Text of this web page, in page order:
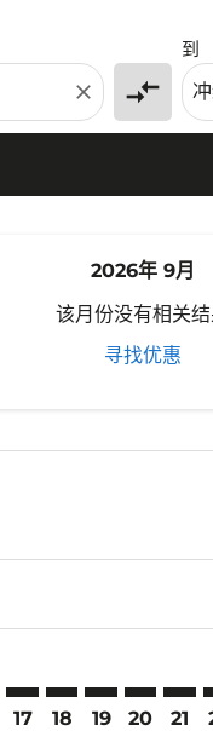
close compare_arrows
到
2026年 9月
该月份没有相关
寻找优惠
17 18 19 20 21